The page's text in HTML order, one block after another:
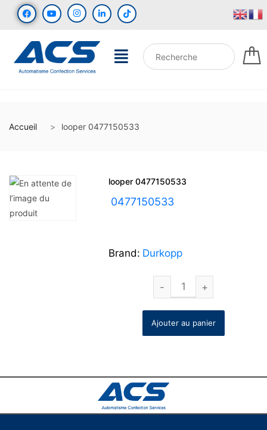
Accueil looper 0477150533
looper 0477150533
0477150533
Brand: Durkopp
Ajouter au panier